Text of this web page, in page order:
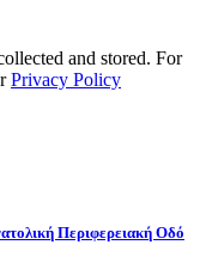
and stored. For
Privacy Policy
Περιφερειακή Οδό